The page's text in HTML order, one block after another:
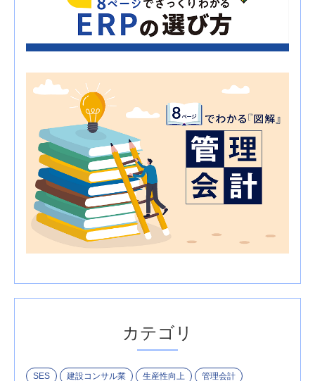
カテゴリ
SES 建設コンサル業 生産性向上 管理会計